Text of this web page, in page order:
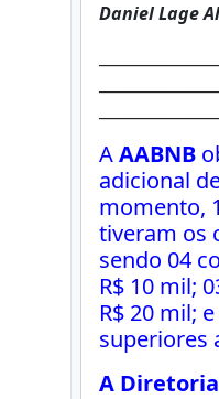
Daniel Lage
AAABNB
adicional
momento,
tiveram os
sendo 04
R$ 10 mil;
R$ 20 mil;
superiores
A Diretoria